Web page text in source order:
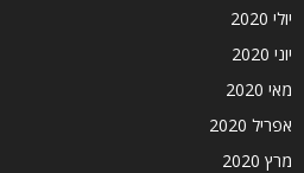
יולי 2020
יוני 2020
מאי 2020
אפריל 2020
מרץ 2020